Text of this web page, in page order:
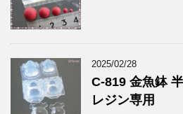
2025/02/28
C-819 金魚鉢
レジン専用